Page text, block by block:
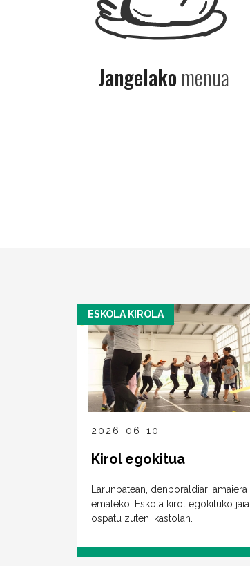
Jangelako menua
2026-06-10
ESKOLA KIROLA
Kirol egokitua
Larunbatean, denboraldiari amaiera
emateko, Eskola kirol egokituko jaia
ospatu zuten Ikastolan.